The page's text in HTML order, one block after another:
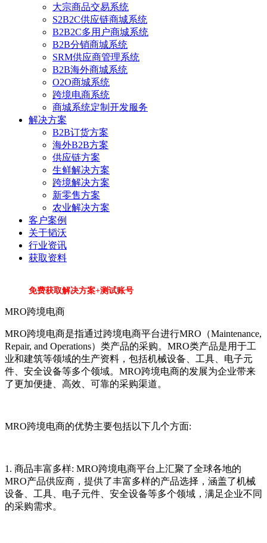
大宗商品交易系统
S2B2C供应链商城系统
B2B2C多用户商城系统
B2B分销商城系统
SRM供应商管理系统
B2B海外商城系统
O2O商城系统
跨境电商系统
商城系统定制开发服务
解决方案
B2B订货方案
海外B2B方案
供应链方案
生鲜解决方案
跨境解决方案
新零售方案
农业解决方案
客户案例
关于韬沃
行业资讯
获取资料
免费获取解决方案+测试账号
MRO跨境电商
MRO跨境电商是指通过跨境电商平台进行MRO（Maintenance,
Repair, and Operations）类产品的采购。MRO类产品是用于工
业和建筑等领域的生产资料，包括机械设备、工具、电子元
件、安全设备等多个领域。MRO跨境电商的发展为企业带来
了更加便捷、高效、可靠的采购渠道。
MRO跨境电商的优势主要包括以下几个方面:
1. 商品丰富多样: MRO跨境电商平台上汇聚了全球各地的
MRO产品供应商，提供了丰富多样的产品选择，涵盖了机械
设备、工具、电子元件、安全设备等多个领域，满足企业不同
的采购需求。